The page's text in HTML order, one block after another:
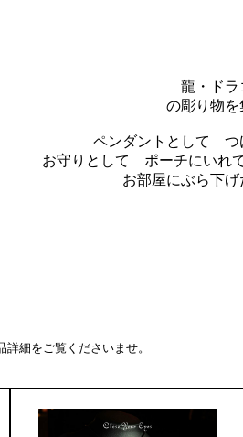
龍・ドラ
の彫り物を
ペンダントとして つ
お守りとして ポーチにいれ
お部屋にぶら下げ
細をご覧くださいませ。